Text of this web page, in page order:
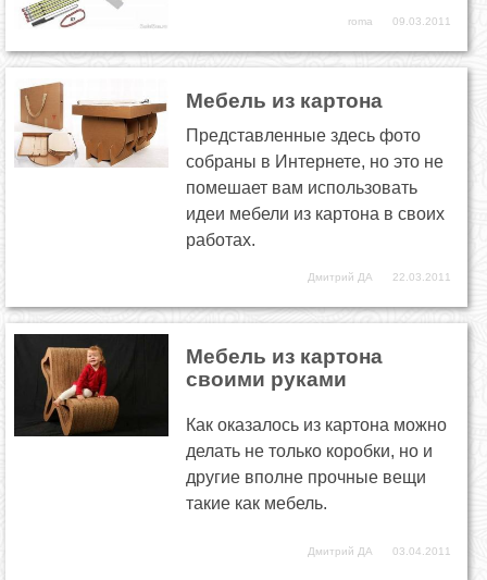
roma 09.03.2011
Мебель из картона
Представленные здесь фото
собраны в Интернете, но это не
помешает вам использовать
идеи мебели из картона в своих
работах.
Дмитрий ДА 22.03.2011
Мебель из картона
своими руками
Как оказалось из картона можно
делать не только коробки, но и
другие вполне прочные вещи
такие как мебель.
Дмитрий ДА 03.04.2011